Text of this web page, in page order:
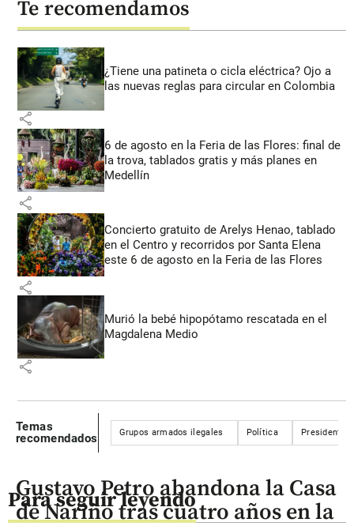
Te recomendamos
¿Tiene una patineta o cicla eléctrica? Ojo a
las nuevas reglas para circular en Colombia
share
6 de agosto en la Feria de las Flores: final de
la trova, tablados gratis y más planes en
Medellín
share
Concierto gratuito de Arelys Henao, tablado
en el Centro y recorridos por Santa Elena
este 6 de agosto en la Feria de las Flores
share
Murió la bebé hipopótamo rescatada en el
Magdalena Medio
share
Temas
recomendados
Grupos armados ilegales Política Presidentes
Para seguir leyendo
Gustavo Petro abandona la Casa
de Nariño tras cuatro años en la